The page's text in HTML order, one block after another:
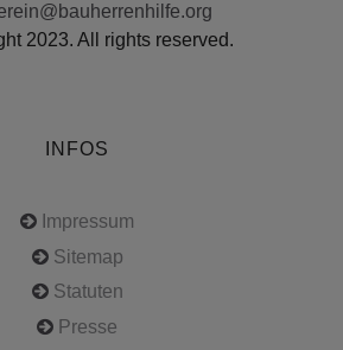
2023. All rights reserved.
INFOS
Impressum
Sitemap
Statuten
Presse